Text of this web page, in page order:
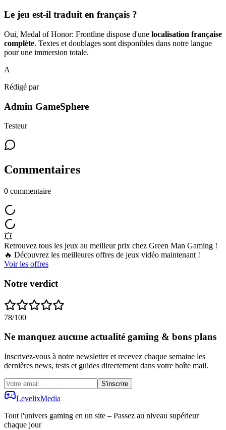
Le jeu est-il traduit en français ?
Oui, Medal of Honor: Frontline dispose d'une localisation française
complète. Textes et doublages sont disponibles dans notre langue
pour une immersion totale.
A
Rédigé par
Admin GameSphere
Testeur
Commentaires
0 commentaire
💥
Retrouvez tous les jeux au meilleur prix chez Green Man Gaming !
🔥 Découvrez les meilleures offres de jeux vidéo maintenant !
Voir les offres
Notre verdict
78/100
Ne manquez aucune actualité gaming & bons plans
Inscrivez-vous à notre newsletter et recevez chaque semaine les
dernières news, tests et guides directement dans votre boîte mail.
S'inscrire
LevelixMedia
Tout l'univers gaming en un site – Passez au niveau supérieur
chaque jour